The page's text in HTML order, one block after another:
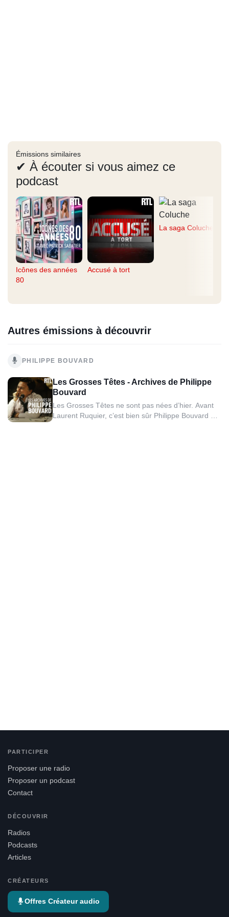
Émissions similaires
✔ À écouter si vous aimez ce
podcast
Icônes des années
80
Accusé à tort
La saga Coluche
Autres émissions à découvrir
PHILIPPE BOUVARD
Les Grosses Têtes - Archives de Philippe
Bouvard
Les Grosses Têtes ne sont pas nées d’hier. Avant
Laurent Ruquier, c’est bien sûr Philippe Bouvard qui
PARTICIPER
Proposer une radio
Proposer un podcast
Contact
DÉCOUVRIR
Radios
Podcasts
Articles
CRÉATEURS
Offres Créateur audio